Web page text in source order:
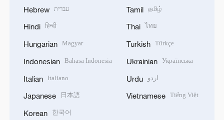
Hebrew עברית
Hindi हिन्दी
Hungarian Magyar
Indonesian Bahasa Indonesia
Italian Italiano
Japanese 日本語
Korean 한국어
Tamil தமிழ்
Thai ไทย
Turkish Türkçe
Ukrainian Українська
Urdu اردو
Vietnamese Tiếng Việt